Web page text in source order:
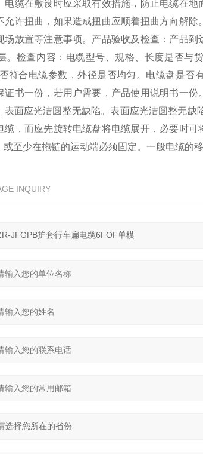
电缆在敷设时应采取有效措施，防止电缆在
允许扭曲，如果造成扭曲应顺着扭曲方向解
场放置等注意事项。产品验收及检查：产品
。检查内容：电缆型号、规格、长度是否与
符合电缆参数，外径是否均匀。电缆盘是否
证书一份，若用户需要，产品使用说明书一
表面应光洁圆整无缺陷。表面应光洁圆整无
缆，而应先旋转电缆盘将电缆展开，必要时
至少在拖链的运动端必须固定。一般电缆的
INQUIRY